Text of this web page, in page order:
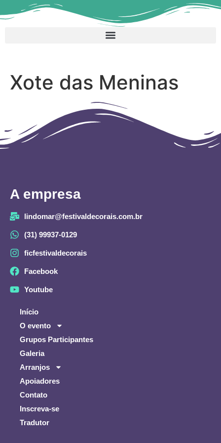
Xote das Meninas
A empresa
lindomar@festivaldecorais.com.br
(31) 99937-0129
ficfestivaldecorais
Facebook
Youtube
Início
O evento
Grupos Participantes
Galeria
Arranjos
Apoiadores
Contato
Inscreva-se
Tradutor